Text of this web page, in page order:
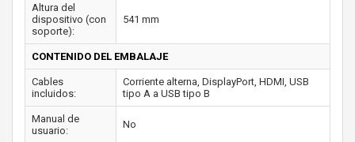
Altura del
dispositivo (con
soporte):
541 mm
CONTENIDO DEL EMBALAJE
Cables
incluidos:
Corriente alterna, DisplayPort, HDMI, USB
tipo A a USB tipo B
Manual de
usuario:
No